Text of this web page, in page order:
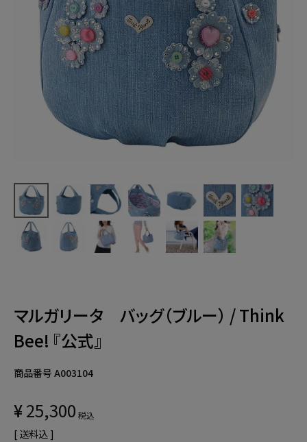
マルガリータ バッグ（ブルー） / Think
Bee! 『公式』
商品番号 A003104
¥25,300 税込
送料込